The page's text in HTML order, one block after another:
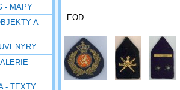
- MAPY
A
- TEXTY
EOD